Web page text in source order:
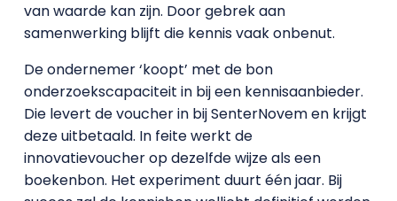
van waarde kan zijn. Door gebrek aan
samenwerking blijft die kennis vaak onbenut.
De ondernemer ‘koopt’ met de bon
onderzoekscapaciteit in bij een kennisaanbieder.
Die levert de voucher in bij SenterNovem en krijgt
deze uitbetaald. In feite werkt de
innovatievoucher op dezelfde wijze als een
boekenbon. Het experiment duurt één jaar. Bij